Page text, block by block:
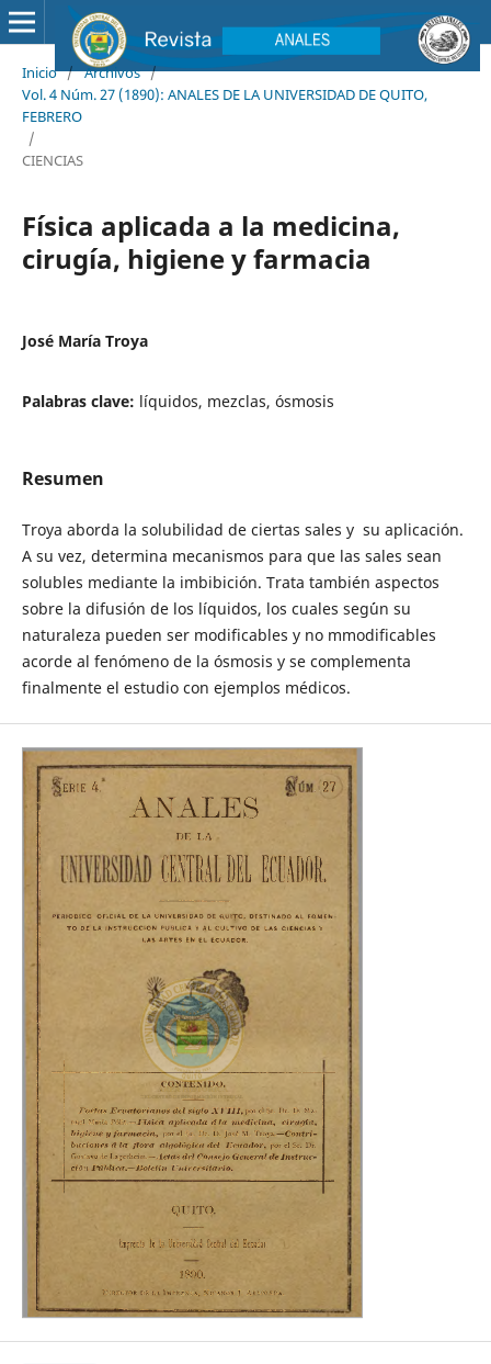
Inicio / Archivos /
Vol. 4 Núm. 27 (1890): ANALES DE LA UNIVERSIDAD DE QUITO,
FEBRERO
/
CIENCIAS
Física aplicada a la medicina,
cirugía, higiene y farmacia
José María Troya
Palabras clave: líquidos, mezclas, ósmosis
Resumen
Troya aborda la solubilidad de ciertas sales y su aplicación.
A su vez, determina mecanismos para que las sales sean
solubles mediante la imbibición. Trata también aspectos
sobre la difusión de los líquidos, los cuales seg´´un su
naturaleza pueden ser modificables y no mmodificables
acorde al fenómeno de la ósmosis y se complementa
finalmente el estudio con ejemplos médicos.